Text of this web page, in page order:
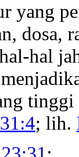
yang
dosa,
hal
; lih.